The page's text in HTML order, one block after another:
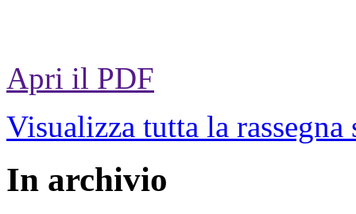
Apri il PDF
Visualizza tutta la rassegna
In archivio